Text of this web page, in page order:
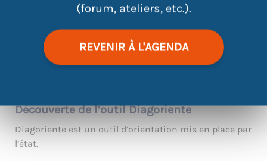
(forum, ateliers, etc.).
REVENIR À L'AGENDA
Leaflet |© OpenStreetMap contributors
Découverte de l’outil Diagoriente
Diagoriente est un outil d’orientation mis en place par
l’état.